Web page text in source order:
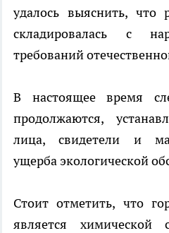
удалось выяснить, что
складировалась с
требований
В настоящее время
продолжаются,
лица, свидетели и
ущерба экологической
Стоит отметить, что
является химической